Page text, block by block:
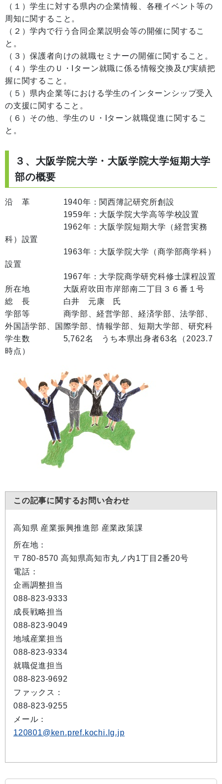
（１）学生に対する県内の企業情報、各種イベント等の
周知に関すること。
（２）学内で行う合同企業説明会等の開催に関するこ
と。
（３）保護者向けの就職セミナーの開催に関すること。
（４）学生のＵ・Iターン就職に係る情報交換及び実績把
握に関すること。
（５）県内企業等における学生のインターンシップ受入
の支援に関すること。
（６）その他、学生のＵ・Iターン就職促進に関するこ
と。
３、大阪学院大学・大阪学院大学短期大学
部の概要
沿 革 1940年：関西簿記研究所創設
1959年：大阪学院大学高等学校設置
1962年：大阪学院短期大学（経営実務
科）設置
1963年：大阪学院大学（商学部商学科）
設置
1967年：大学院商学研究科修士課程設置
所在地 大阪府吹田市岸部南二丁目３６番１号
総 長 白井 元康 氏
学部等 商学部、経営学部、経済学部、法学部、
外国語学部、国際学部、情報学部、短期大学部、研究科
学生数 5,762名 うち本県出身者63名（2023.7
時点）
この記事に関するお問い合わせ
高知県 産業振興推進部 産業政策課
所在地：
〒780-8570 高知県高知市丸ノ内1丁目2番20号
電話：
企画調整担当
088-823-9333
成長戦略担当
088-823-9049
地域産業担当
088-823-9334
就職促進担当
088-823-9692
ファックス：
088-823-9255
メール：
120801@ken.pref.kochi.lg.jp